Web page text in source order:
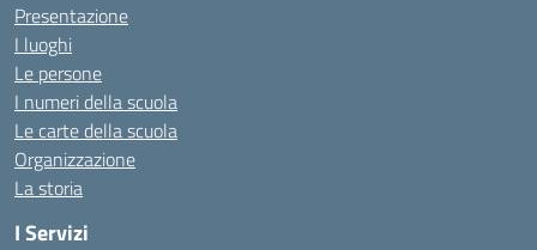
Presentazione
I luoghi
Le persone
I numeri della scuola
Le carte della scuola
Organizzazione
La storia
I Servizi